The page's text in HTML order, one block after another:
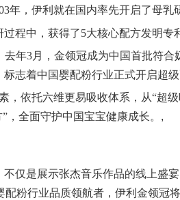
年，伊利就在国内率先开启了母乳
程中，获得了5大核心配方发明专
年3月，金领冠成为中国首批符合
志着中国婴配粉行业正式开启超
，依托六维更易吸收体系，从“超
，全面守护中国宝宝健康成长。 ,
仅是展示张杰音乐作品的线上盛
粉行业品质领航者，伊利金领冠